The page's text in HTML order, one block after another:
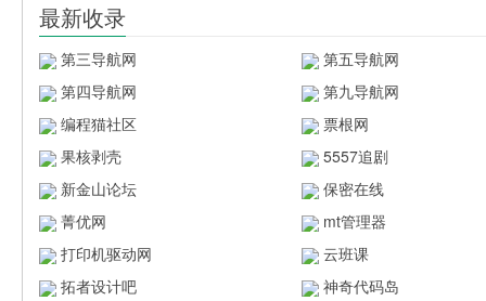
最新收录
第三导航网
第五导航网
第四导航网
第九导航网
编程猫社区
票根网
果核剥壳
5557追剧
新金山论坛
保密在线
菁优网
mt管理器
打印机驱动网
云班课
拓者设计吧
神奇代码岛